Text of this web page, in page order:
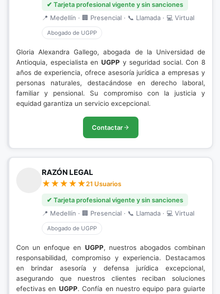
✔ Tarjeta profesional vigente y sin sanciones
📍 Medellín · 🏢 Presencial · 📞 Llamada · 💻 Virtual
Abogado de UGPP
Gloria Alexandra Gallego, abogada de la Universidad de
Antioquia, especialista en UGPPy seguridad social. Con 8
años de experiencia, ofrece asesoría jurídica a empresas y
personas naturales, destacándose en derecho laboral,
familiar y pensional. Su compromiso con la justicia y
equidad garantiza un servicio excepcional.
Contactar
RAZÓN LEGAL
21 Usuarios
✔ Tarjeta profesional vigente y sin sanciones
📍 Medellín · 🏢 Presencial · 📞 Llamada · 💻 Virtual
Abogado de UGPP
Con un enfoque en UGPP, nuestros abogados combinan
responsabilidad, compromiso y experiencia. Destacamos
en brindar asesoría y defensa jurídica excepcional,
asegurando que nuestros clientes reciban soluciones
efectivas en UGPP. Confía en nuestro equipo para guiarte